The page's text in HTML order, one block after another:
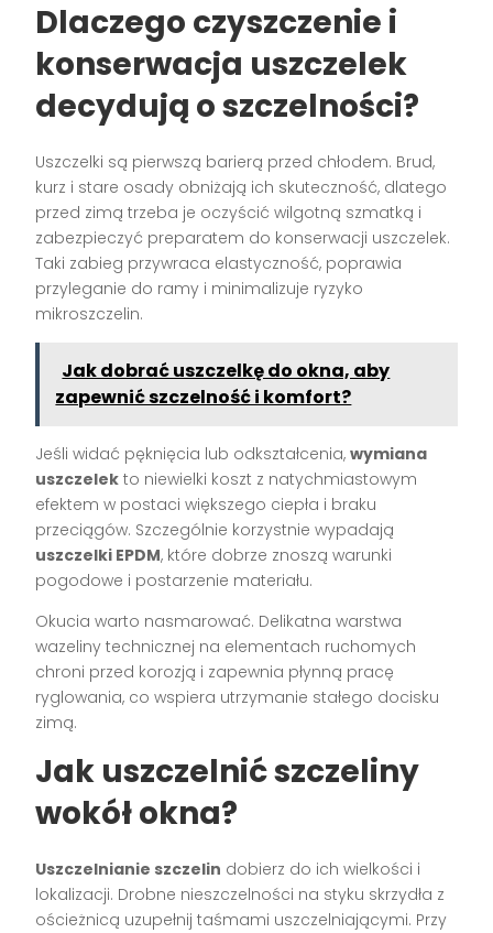
Dlaczego czyszczenie i
konserwacja uszczelek
decydują o szczelności?
Uszczelki są pierwszą barierą przed chłodem. Brud,
kurz i stare osady obniżają ich skuteczność, dlatego
przed zimą trzeba je oczyścić wilgotną szmatką i
zabezpieczyć preparatem do konserwacji uszczelek.
Taki zabieg przywraca elastyczność, poprawia
przyleganie do ramy i minimalizuje ryzyko
mikroszczelin.
Jak dobrać uszczelkę do okna, aby
zapewnić szczelność i komfort?
Jeśli widać pęknięcia lub odkształcenia,wymiana
uszczelek to niewielki koszt z natychmiastowym
efektem w postaci większego ciepła i braku
przeciągów. Szczególnie korzystnie wypadają
uszczelki EPDM, które dobrze znoszą warunki
pogodowe i postarzenie materiału.
Okucia warto nasmarować. Delikatna warstwa
wazeliny technicznej na elementach ruchomych
chroni przed korozją i zapewnia płynną pracę
ryglowania, co wspiera utrzymanie stałego docisku
zimą.
Jak uszczelnić szczeliny
wokół okna?
Uszczelnianie szczelin dobierz do ich wielkości i
lokalizacji. Drobne nieszczelności na styku skrzydła z
ościeżnicą uzupełnij taśmami uszczelniającymi. Przy